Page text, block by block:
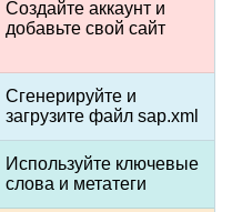
Создайте аккаунт и
добавьте свой сайт
Сгенерируйте и
загрузите файл sap.xml
Используйте ключевые
слова и метатеги